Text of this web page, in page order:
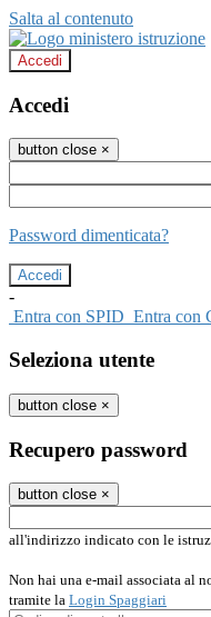
Salta al contenuto
Accedi
Accedi
button close ×
Password dimenticata?
-
Entra con SPID Entra con
Seleziona utente
button close ×
Recupero password
button close ×
all'indirizzo indicato con le
Non hai una e-mail associata al
tramite la Login Spaggiari